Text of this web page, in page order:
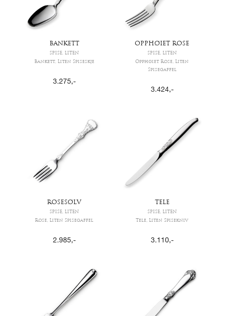
BANKETT
SPISE, LITEN
Bankett, Liten Spiseskje
3.275,-
OPPHØIET ROSE
SPISE, LITEN
Opphøiet Rose, Liten
Spisegaffel
3.424,-
ROSESØLV
SPISE, LITEN
Rose, Liten Spisegaffel
2.985,-
TELE
SPISE, LITEN
Tele, Liten Spisekniv
3.110,-